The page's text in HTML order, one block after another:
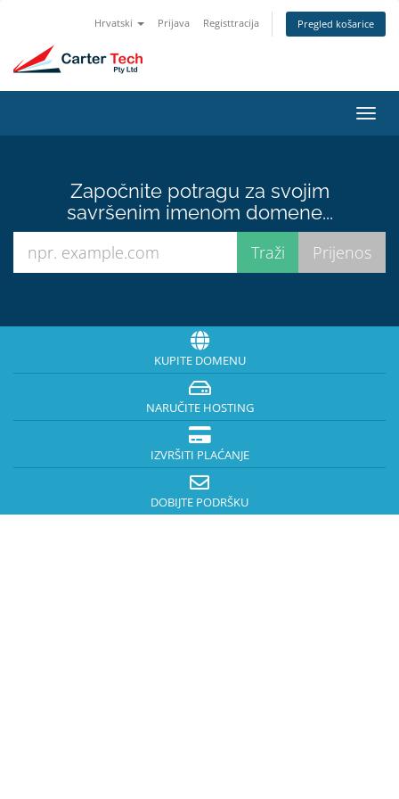
Hrvatski Prijava Registtracija Pregled košarice
Započnite potragu za svojim
savršenim imenom domene...
KUPITE DOMENU
NARUČITE HOSTING
IZVRŠITI PLAĆANJE
DOBIJTE PODRŠKU